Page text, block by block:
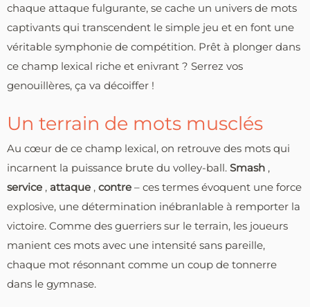
chaque attaque fulgurante, se cache un univers de mots
captivants qui transcendent le simple jeu et en font une
véritable symphonie de compétition. Prêt à plonger dans
ce champ lexical riche et enivrant ? Serrez vos
genouillères, ça va décoiffer !
Un terrain de mots musclés
Au cœur de ce champ lexical, on retrouve des mots qui
incarnent la puissance brute du volley-ball. Smash ,
service , attaque , contre – ces termes évoquent une force
explosive, une détermination inébranlable à remporter la
victoire. Comme des guerriers sur le terrain, les joueurs
manient ces mots avec une intensité sans pareille,
chaque mot résonnant comme un coup de tonnerre
dans le gymnase.